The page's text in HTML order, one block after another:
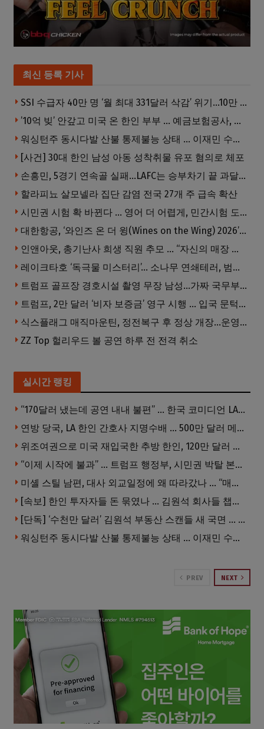
최신 등록 기사
SSI 수급자 40만 명 ‘월 최대 331달러 삭감’ 위기…10만 명은 수급자격 상실
’10억 빚’ 안갚고 미국 온 한인 부부 … 예금보험공사, 미국서 소송
워싱턴주 동시다발 산불 통제불능 상태 … 이재민 수십만명
[사건] 30대 한인 남성 아동 성착취물 유포 혐의로 체포
손흥민, 5경기 연속골 실패…LAFC는 승부차기 끝 과달라하라 격파
할라피뇨 살모넬라 집단 감염 전국 27개 주 급속 확산
시민권 시험 확 바뀐다 … 영어 더 어렵게, 민간시험 도입 추진
대한항공, ‘와인즈 온 더 윙(Wines on the Wing) 2026’ 5개 부문 수상
인앤아웃, 총기난사 희생 직원 추모 … “자신의 매장 운영이 꿈이었다”
레이크타호 ‘독극물 미스터리’… 소나무 연쇄테러, 범인은 오리무중
트럼프 골프장 경호시설 촬영 무장 남성…가짜 국무부 직원 행세까지
트럼프, 2만 달러 ‘비자 보증금’ 영구 시행 … 입국 문턱 더 높아진다.
식스플래그 매직마운틴, 정전복구 후 정상 개장…운영시간 오후 10시까지 연장
ZZ Top 헐리우드 볼 공연 하루 전 전격 취소
실시간 랭킹
“170달러 냈는데 공연 내내 불편” … 한국 코미디언 LA공연, 음향 불량에 외모 비하 개그 논란
연방 당국, LA 한인 간호사 지명수배 … 500만 달러 메디캐어 사기, 선고 직전 한국 도주
위조여권으로 미국 재입국한 추방 한인, 120만 달러 은행 사기 행각
“이제 시작에 불과” … 트럼프 행정부, 시민권 박탈 본격화
미셸 스틸 남편, 대사 외교일정에 왜 따라갔나 … “매우 이례적”
[속보] 한인 투자자들 돈 묶였나 … 김원석 회사들 챕터7 강제파산·자진파산 잇따라 신청
[단독] ‘수천만 달러’ 김원석 부동산 스캔들 새 국면 … 한인 투자자들 소송 잇따라 ‘디폴트’ 절차
워싱턴주 동시다발 산불 통제불능 상태 … 이재민 수십만명
PREV NEXT